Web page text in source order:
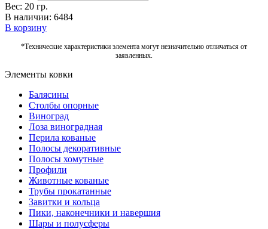
Вес: 20 гр.
В наличии: 6484
В корзину
*Технические характеристики элемента могут незначительно отличаться от
заявленных.
Элементы ковки
Балясины
Столбы опорные
Виноград
Лоза виноградная
Перила кованые
Полосы декоративные
Полосы хомутные
Профили
Животные кованые
Трубы прокатанные
Завитки и кольца
Пики, наконечники и навершия
Шары и полусферы